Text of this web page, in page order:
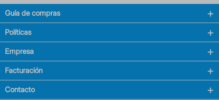
Guía de compras
Políticas
Empresa
Facturación
Contacto